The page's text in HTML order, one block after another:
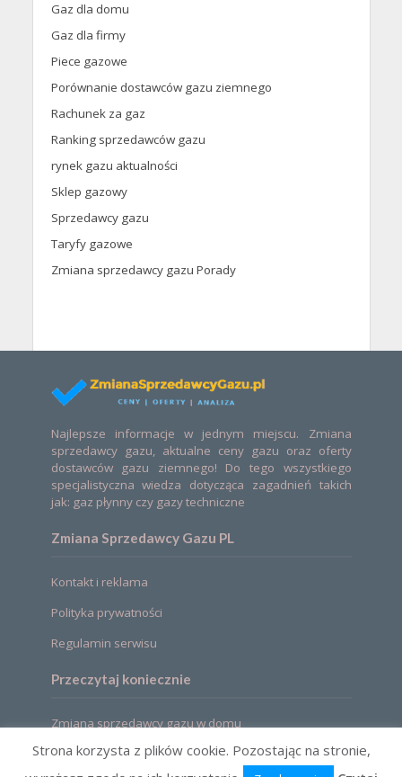
Gaz dla domu
Gaz dla firmy
Piece gazowe
Porównanie dostawców gazu ziemnego
Rachunek za gaz
Ranking sprzedawców gazu
rynek gazu aktualności
Sklep gazowy
Sprzedawcy gazu
Taryfy gazowe
Zmiana sprzedawcy gazu Porady
Najlepsze informacje w jednym miejscu. Zmiana
sprzedawcy gazu, aktualne ceny gazu oraz oferty
dostawców gazu ziemnego! Do tego wszystkiego
specjalistyczna wiedza dotycząca zagadnień takich
jak: gaz płynny czy gazy techniczne
Zmiana Sprzedawcy Gazu PL
Kontakt i reklama
Polityka prywatności
Regulamin serwisu
Przeczytaj koniecznie
Zmiana sprzedawcy gazu w domu
Strona korzysta z plików cookie. Pozostając na stronie,